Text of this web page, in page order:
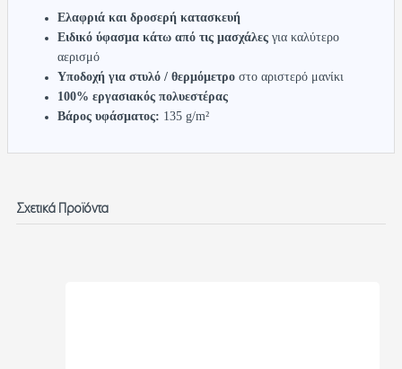
Ελαφριά και δροσερή κατασκευή
Ειδικό ύφασμα κάτω από τις μασχάλες για καλύτερο
αερισμό
Υποδοχή για στυλό / θερμόμετρο στο αριστερό μανίκι
100% εργασιακός πολυεστέρας
Βάρος υφάσματος: 135 g/m²
Σχετικά Προϊόντα